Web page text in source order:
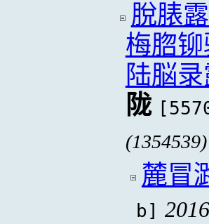
脫脿
梅脗
陆脳
陇
(1354539)
麓冒
b]